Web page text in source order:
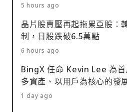
5 hours ago
晶片股賣壓再起拖累亞股：
制，日股跌破6.5萬點
6 hours ago
BingX 任命 Kevin Lee 為
多資產、以用戶為核心的發
1 day ago